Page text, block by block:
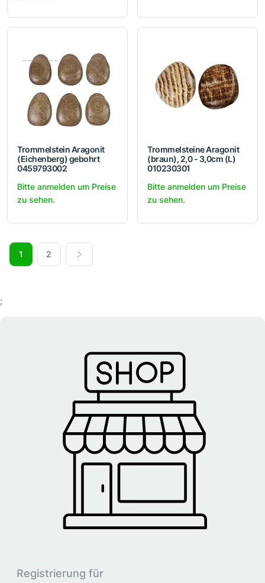
Trommelstein Aragonit
(Eichenberg) gebohrt
0459793002
Bitte anmelden um Preise
zu sehen.
Trommelsteine Aragonit
(braun), 2,0 - 3,0cm (L)
010230301
Bitte anmelden um Preise
zu sehen.
1 2
;
Registrierung für